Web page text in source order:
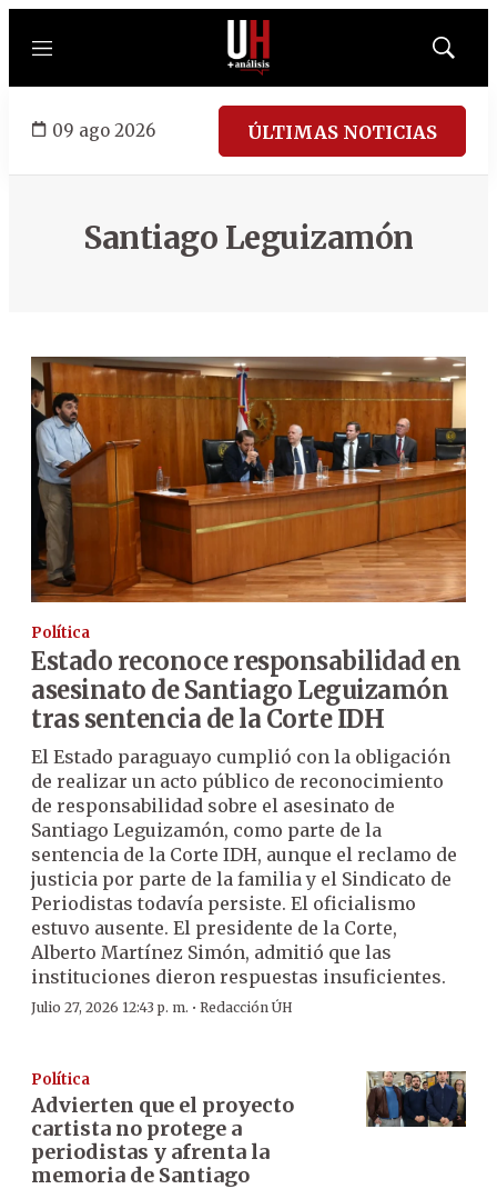
Menú
Mostrar
09 ago 2026 ÚLTIMAS NOTICIAS
Santiago Leguizamón
Política
Estado reconoce responsabilidad en
asesinato de Santiago Leguizamón
tras sentencia de la Corte IDH
El Estado paraguayo cumplió con la obligación
de realizar un acto público de reconocimiento
de responsabilidad sobre el asesinato de
Santiago Leguizamón, como parte de la
sentencia de la Corte IDH, aunque el reclamo de
justicia por parte de la familia y el Sindicato de
Periodistas todavía persiste. El oficialismo
estuvo ausente. El presidente de la Corte,
Alberto Martínez Simón, admitió que las
instituciones dieron respuestas insuficientes.
Julio 27, 2026 12:43 p. m. · Redacción ÚH
Política
Advierten que el proyecto
cartista no protege a
periodistas y afrenta la
memoria de Santiago